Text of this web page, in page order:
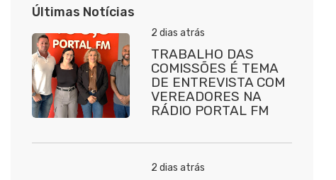
Últimas Notícias
2 dias atrás
TRABALHO DAS
COMISSÕES É TEMA
DE ENTREVISTA COM
VEREADORES NA
RÁDIO PORTAL FM
2 dias atrás